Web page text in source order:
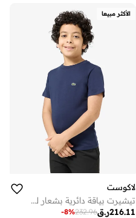
الأكثر مبيعا
لاكوست
تيشيرت بياقة دائرية بشعار للأطفال
ر.ق216.11
232.96
-8%